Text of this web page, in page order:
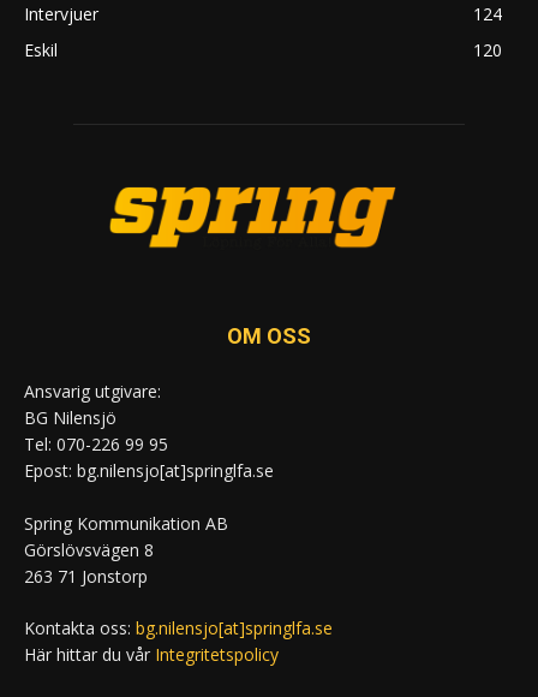
Intervjuer
124
Eskil
120
OM OSS
Ansvarig utgivare:
BG Nilensjö
Tel: 070-226 99 95
Epost: bg.nilensjo[at]springlfa.se
Spring Kommunikation AB
Görslövsvägen 8
263 71 Jonstorp
Kontakta oss: bg.nilensjo[at]springlfa.se
Här hittar du vår Integritetspolicy